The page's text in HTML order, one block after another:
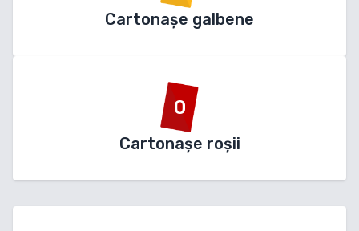
Cartonașe galbene
0
Cartonașe roșii